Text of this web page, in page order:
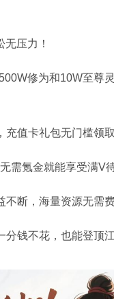
压力！
修为和10W至尊
值卡礼包无门槛领
需氪金就能享受满V
断，海量资源无需
钱不花，也能登顶江